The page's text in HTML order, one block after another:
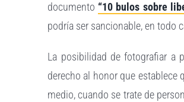
documento “10 bulos sobre
podría ser sancionable, en todo
La posibilidad de fotografiar a
derecho al honor que establece
medio, cuando se trate de